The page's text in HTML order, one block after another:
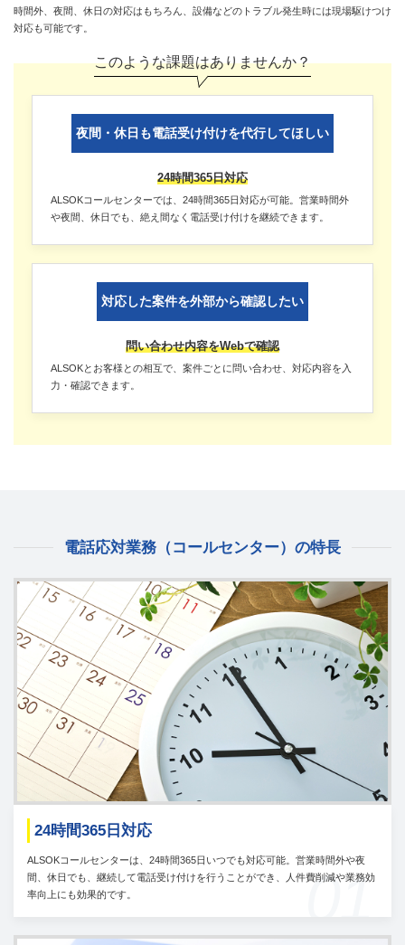
時間外、夜間、休日の対応はもちろん、設備などのトラブル発生時には現場駆けつけ
対応も可能です。
このような課題はありませんか？
夜間・休日も電話受け付けを代行してほしい
24時間365日対応
ALSOKコールセンターでは、24時間365日対応が可能。営業時間外
や夜間、休日でも、絶え間なく電話受け付けを継続できます。
対応した案件を外部から確認したい
問い合わせ内容をWebで確認
ALSOKとお客様との相互で、案件ごとに問い合わせ、対応内容を入
力・確認できます。
電話応対業務（コールセンター）の特長
01
24時間365日対応
ALSOKコールセンターは、24時間365日いつでも対応可能。営業時間外や夜
間、休日でも、継続して電話受け付けを行うことができ、人件費削減や業務効
率向上にも効果的です。